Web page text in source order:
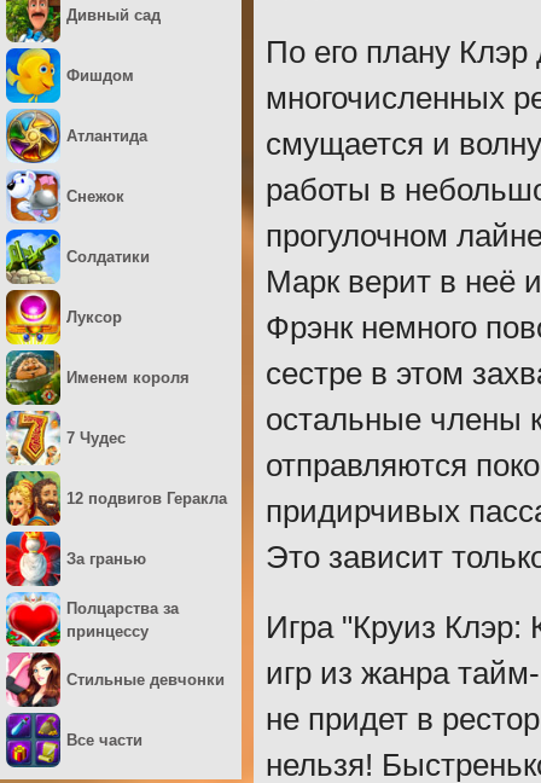
По его плану
многочисленных
смущается и
работы в
прогулочном
Марк верит в неё
Фрэнк немного
сестре в этом
остальные члены
отправляются
придирчивых
Это зависит
Игра "Круиз
игр из жанра
не придет в
нельзя!
Дивный сад
Фишдом
Атлантида
Снежок
Солдатики
Луксор
Именем короля
7 Чудес
12 подвигов Геракла
За гранью
Полцарства за
принцессу
Стильные девчонки
Все части